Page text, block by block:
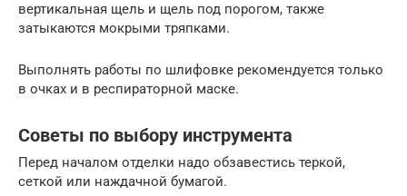
вертикальная щель и щель под порогом, также
затыкаются мокрыми тряпками.
Выполнять работы по шлифовке рекомендуется только
в очках и в респираторной маске.
Советы по выбору инструмента
Перед началом отделки надо обзавестись теркой,
сеткой или наждачной бумагой.